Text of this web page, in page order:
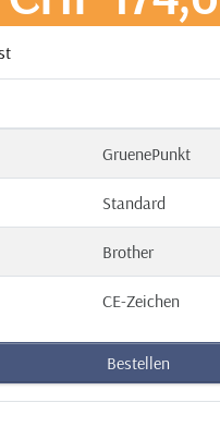
GruenePunkt
Standard
Brother
CE-Zeichen
Bestellen